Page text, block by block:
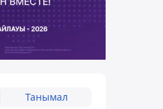
Танымал